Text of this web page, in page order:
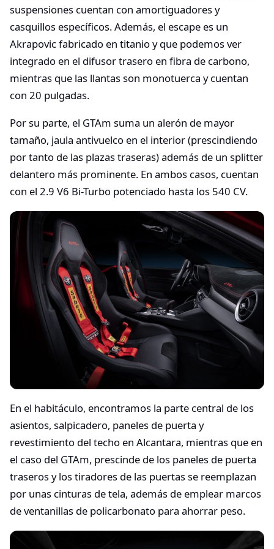
suspensiones cuentan con amortiguadores y
casquillos específicos. Además, el escape es un
Akrapovic fabricado en titanio y que podemos ver
integrado en el difusor trasero en fibra de carbono,
mientras que las llantas son monotuerca y cuentan
con 20 pulgadas.
Por su parte, el GTAm suma un alerón de mayor
tamaño, jaula antivuelco en el interior (prescindiendo
por tanto de las plazas traseras) además de un splitter
delantero más prominente. En ambos casos, cuentan
con el 2.9 V6 Bi-Turbo potenciado hasta los 540 CV.
En el habitáculo, encontramos la parte central de los
asientos, salpicadero, paneles de puerta y
revestimiento del techo en Alcantara, mientras que en
el caso del GTAm, prescinde de los paneles de puerta
traseros y los tiradores de las puertas se reemplazan
por unas cinturas de tela, además de emplear marcos
de ventanillas de policarbonato para ahorrar peso.